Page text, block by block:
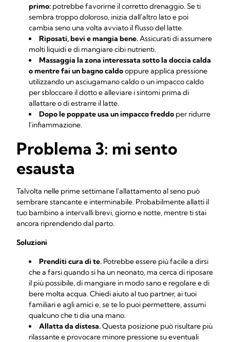
primo: potrebbe favorirne il corretto drenaggio. Se ti
sembra troppo doloroso, inizia dall'altro lato e poi
cambia seno una volta avviato il flusso del latte.
Riposati, bevi e mangia bene.Assicurati di assumere
molti liquidi e di mangiare cibi nutrienti.
Massaggia la zona interessata sotto la doccia calda
o mentre fai un bagno caldooppure applica pressione
utilizzando un asciugamano caldo o un impacco caldo
per sbloccare il dotto e alleviare i sintomi prima di
allattare o di estrarre il latte.
Dopo le poppate usa un impacco freddo per ridurre
l'infiammazione.
Problema 3: mi sento
esausta
Talvolta nelle prime settimane l'allattamento al seno può
sembrare stancante e interminabile. Probabilmente allatti il
tuo bambino a intervalli brevi, giorno e notte, mentre ti stai
ancora riprendendo dal parto.
Soluzioni
Prenditi cura di te. Potrebbe essere più facile a dirsi
che a farsi quando si ha un neonato, ma cerca di riposare
il più possibile, di mangiare in modo sano e regolare e di
bere molta acqua. Chiedi aiuto al tuo partner, ai tuoi
familiari e agli amici e, se te lo puoi permettere, assumi
qualcuno che ti dia una mano.
Allatta da distesa.Questa posizione può risultare più
rilassante e provocare minore pressione su eventuali